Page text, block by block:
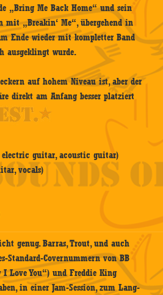
„Bring Me Back Home“ und sein
mit „Breakin‘ Me“, übergehend in
Ende wieder mit kompletter Band
ausgeklingt wurde.
auf hohem Niveau ist, aber der
direkt am Anfang besser platziert
electric guitar, acoustic guitar)
vocals)
genug. Barras, Trout, und auch
Standard-Covernummern von BB
I Love You“) und Freddie King
in einer Jam-Session, zum Lang-